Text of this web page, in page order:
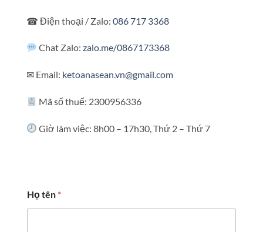
☎ Điện thoại / Zalo: 086 717 3368
Chat Zalo:zalo.me/0867173368
✉ Email: ketoanasean.vn@gmail.com
Mã số thuế: 2300956336
Giờ làm việc: 8h00 – 17h30, Thứ 2 – Thứ 7
t
h
Họ tên *